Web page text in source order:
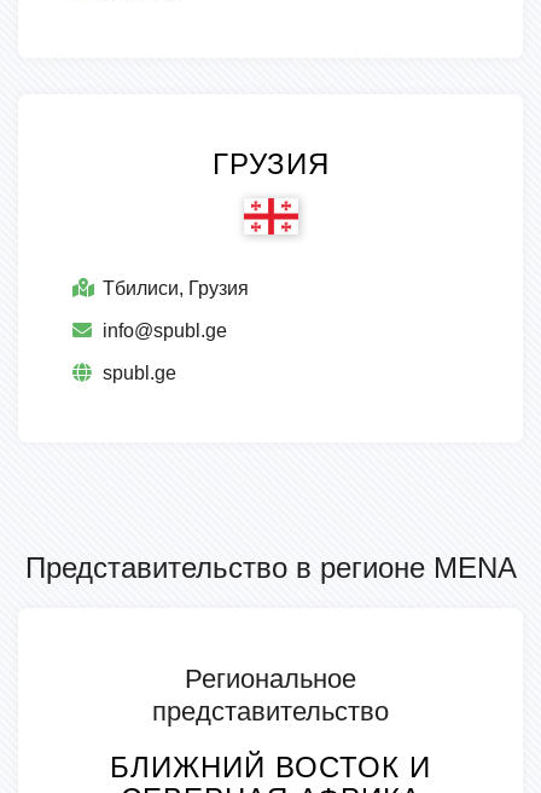
ГРУЗИЯ
Тбилиси, Грузия
info@spubl.ge
spubl.ge
Представительство в регионе MENA
Региональное
представительство
БЛИЖНИЙ ВОСТОК И